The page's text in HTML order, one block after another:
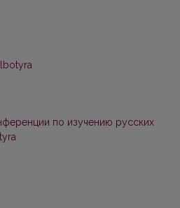
по изучению русских